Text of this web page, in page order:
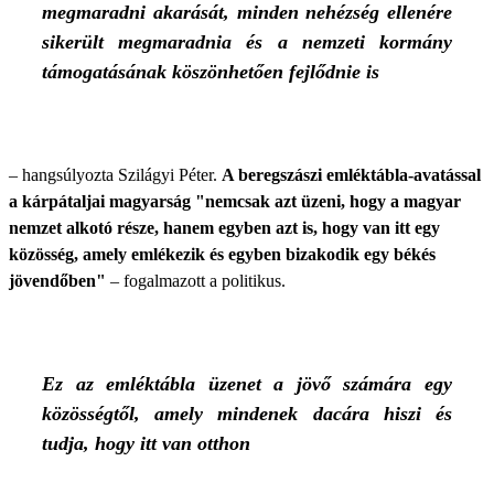
megmaradni akarását, minden nehézség ellenére
sikerült megmaradnia és a nemzeti kormány
támogatásának köszönhetően fejlődnie is
– hangsúlyozta Szilágyi Péter. A beregszászi emléktábla-avatással
a kárpátaljai magyarság "nemcsak azt üzeni, hogy a magyar
nemzet alkotó része, hanem egyben azt is, hogy van itt egy
közösség, amely emlékezik és egyben bizakodik egy békés
jövendőben" – fogalmazott a politikus.
Ez az emléktábla üzenet a jövő számára egy
közösségtől, amely mindenek dacára hiszi és
tudja, hogy itt van otthon